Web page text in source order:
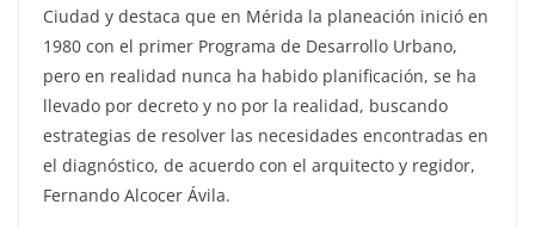
Ciudad y destaca que en Mérida la planeación inició en
1980 con el primer Programa de Desarrollo Urbano,
pero en realidad nunca ha habido planificación, se ha
llevado por decreto y no por la realidad, buscando
estrategias de resolver las necesidades encontradas en
el diagnóstico, de acuerdo con el arquitecto y regidor,
Fernando Alcocer Ávila.